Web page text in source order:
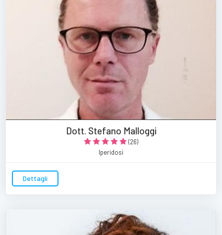
Dott. Stefano Malloggi
(26)
Iperidosi
Dettagli